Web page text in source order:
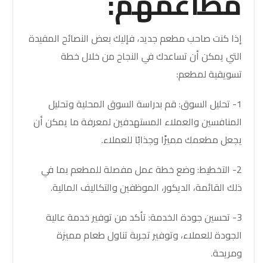
إذا كنت صاحب مطعم جديد، فإليك بعض النصائح المفيدة
التي يمكن أن تساعدك في النجاح من خلالخطة
تسويقية لمطعم:
1- تحليل السوق: قم بدراسة السوق المحلية وتحليل
المنافسين والعملاء المستهدفين لمعرفة ما يمكن أن
يجعل مطعمك مميزًا وجذابًا للعملاء.
2- التخطيط: وضع خطة عمل مفصلة للمطعم بما في
ذلك القائمة، الديكور، الموظفين والتكاليف المالية.
3- تحسين جودة الخدمة: تأكد من توفير خدمة عالية
الجودة للعملاء، وتوفير تجربة تناول طعام مميزة
ومريحة.